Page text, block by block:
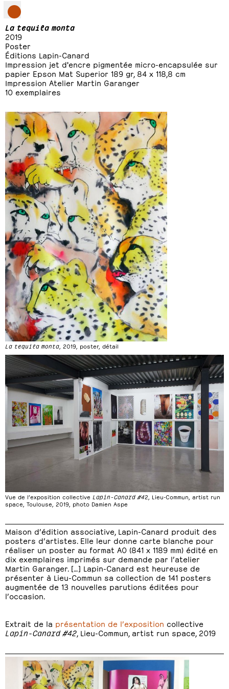
La tequila monta
2019
Poster
Éditions Lapin-Canard
Impression jet d'encre pigmentée micro-encapsulée sur
papier Epson Mat Superior 189 gr, 84 x 118,8 cm
Impression Atelier Martin Garanger
10 exemplaires
Maison d’édition associative, Lapin-Canard produit des
posters d’artistes. Elle leur donne carte blanche pour
réaliser un poster au format A0 (841 x 1189 mm) édité en
dix exemplaires imprimés sur demande par l’atelier
Martin Garanger. […] Lapin-Canard est heureuse de
présenter à Lieu-Commun sa collection de 141 posters
augmentée de 13 nouvelles parutions éditées pour
l’occasion.
Extrait de la présentation de l’exposition collective
Lapin-Canard #42 , Lieu-Commun, artist run space, 2019
La tequila monta, 2019, poster, détail
Vue de l’exposition collective Lapin-Canard #42, Lieu-Commun, artist run
space, Toulouse, 2019, photo Damien Aspe